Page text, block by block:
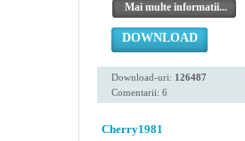
Mai multe informatii...
DOWNLOAD
Download-uri: 126487
Comentarii: 6
Cherry1981